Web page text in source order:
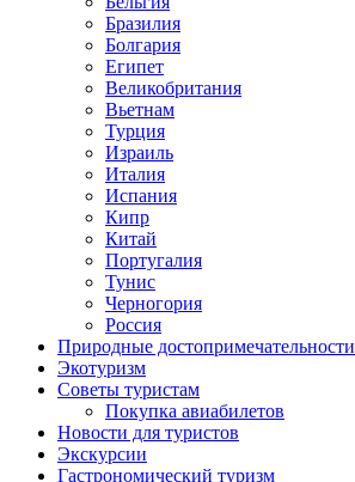
Бразилия
Болгария
Египет
Великобритания
Вьетнам
Турция
Израиль
Италия
Испания
Кипр
Китай
Португалия
Тунис
Черногория
Россия
Природные достопримечательности
Экотуризм
Советы туристам
Покупка авиабилетов
Новости для туристов
Экскурсии
Гастрономический туризм